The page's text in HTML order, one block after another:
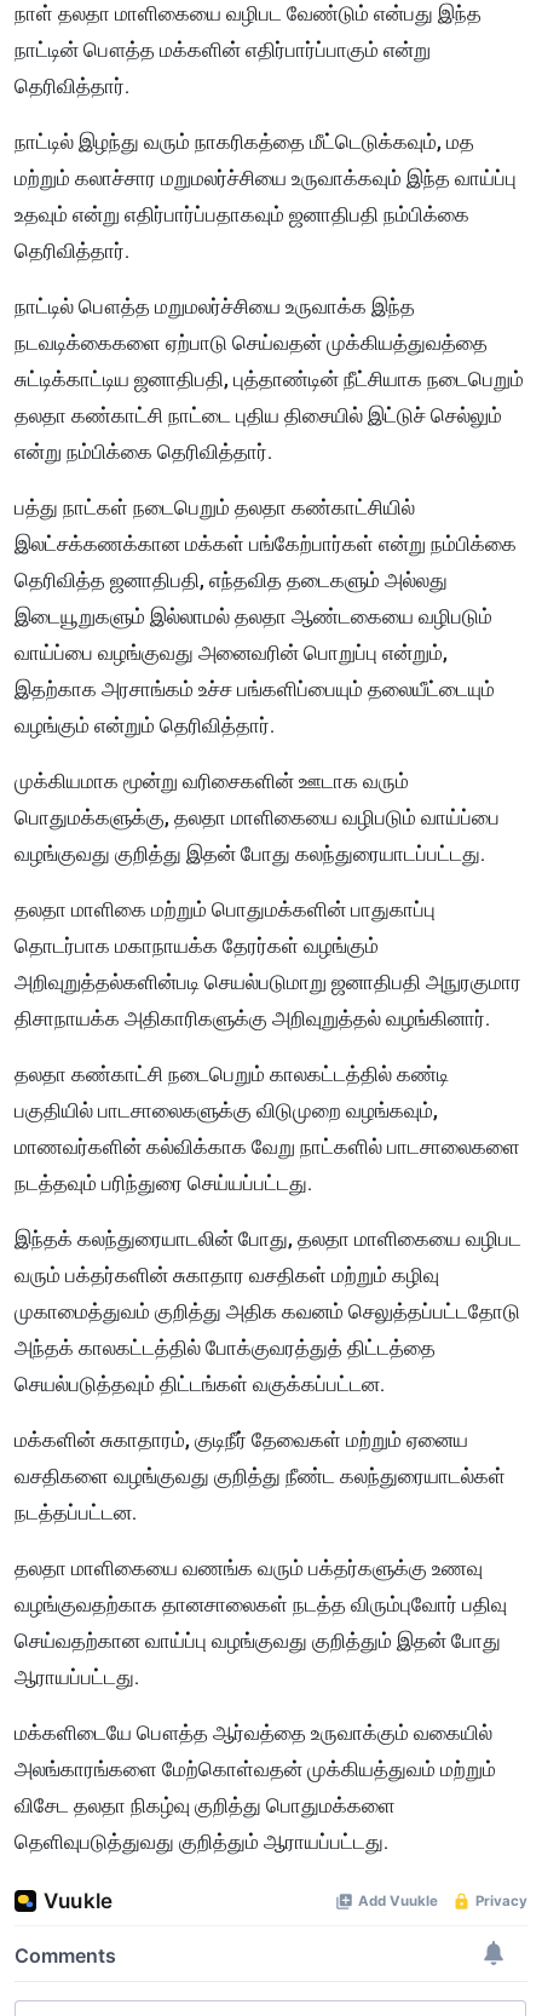
நாள் தலதா மாளிகையை வழிபட வேண்டும் என்பது இந்த
நாட்டின் பௌத்த மக்களின் எதிர்பார்ப்பாகும் என்று
தெரிவித்தார்.
நாட்டில் இழந்து வரும் நாகரிகத்தை மீட்டெடுக்கவும், மத
மற்றும் கலாச்சார மறுமலர்ச்சியை உருவாக்கவும் இந்த வாய்ப்பு
உதவும் என்று எதிர்பார்ப்பதாகவும் ஜனாதிபதி நம்பிக்கை
தெரிவித்தார்.
நாட்டில் பௌத்த மறுமலர்ச்சியை உருவாக்க இந்த
நடவடிக்கைகளை ஏற்பாடு செய்வதன் முக்கியத்துவத்தை
சுட்டிக்காட்டிய ஜனாதிபதி, புத்தாண்டின் நீட்சியாக நடைபெறும்
தலதா கண்காட்சி நாட்டை புதிய திசையில் இட்டுச் செல்லும்
என்று நம்பிக்கை தெரிவித்தார்.
பத்து நாட்கள் நடைபெறும் தலதா கண்காட்சியில்
இலட்சக்கணக்கான மக்கள் பங்கேற்பார்கள் என்று நம்பிக்கை
தெரிவித்த ஜனாதிபதி, எந்தவித தடைகளும் அல்லது
இடையூறுகளும் இல்லாமல் தலதா ஆண்டகையை வழிபடும்
வாய்ப்பை வழங்குவது அனைவரின் பொறுப்பு என்றும்,
இதற்காக அரசாங்கம் உச்ச பங்களிப்பையும் தலையீட்டையும்
வழங்கும் என்றும் தெரிவித்தார்.
முக்கியமாக மூன்று வரிசைகளின் ஊடாக வரும்
பொதுமக்களுக்கு, தலதா மாளிகையை வழிபடும் வாய்ப்பை
வழங்குவது குறித்து இதன் போது கலந்துரையாடப்பட்டது.
தலதா மாளிகை மற்றும் பொதுமக்களின் பாதுகாப்பு
தொடர்பாக மகாநாயக்க தேரர்கள் வழங்கும்
அறிவுறுத்தல்களின்படி செயல்படுமாறு ஜனாதிபதி அநுரகுமார
திசாநாயக்க அதிகாரிகளுக்கு அறிவுறுத்தல் வழங்கினார்.
தலதா கண்காட்சி நடைபெறும் காலகட்டத்தில் கண்டி
பகுதியில் பாடசாலைகளுக்கு விடுமுறை வழங்கவும்,
மாணவர்களின் கல்விக்காக வேறு நாட்களில் பாடசாலைகளை
நடத்தவும் பரிந்துரை செய்யப்பட்டது.
இந்தக் கலந்துரையாடலின் போது, தலதா மாளிகையை வழிபட
வரும் பக்தர்களின் சுகாதார வசதிகள் மற்றும் கழிவு
முகாமைத்துவம் குறித்து அதிக கவனம் செலுத்தப்பட்டதோடு
அந்தக் காலகட்டத்தில் போக்குவரத்துத் திட்டத்தை
செயல்படுத்தவும் திட்டங்கள் வகுக்கப்பட்டன.
மக்களின் சுகாதாரம், குடிநீர் தேவைகள் மற்றும் ஏனைய
வசதிகளை வழங்குவது குறித்து நீண்ட கலந்துரையாடல்கள்
நடத்தப்பட்டன.
தலதா மாளிகையை வணங்க வரும் பக்தர்களுக்கு உணவு
வழங்குவதற்காக தானசாலைகள் நடத்த விரும்புவோர் பதிவு
செய்வதற்கான வாய்ப்பு வழங்குவது குறித்தும் இதன் போது
ஆராயப்பட்டது.
மக்களிடையே பௌத்த ஆர்வத்தை உருவாக்கும் வகையில்
அலங்காரங்களை மேற்கொள்வதன் முக்கியத்துவம் மற்றும்
விசேட தலதா நிகழ்வு குறித்து பொதுமக்களை
தெளிவுபடுத்துவது குறித்தும் ஆராயப்பட்டது.